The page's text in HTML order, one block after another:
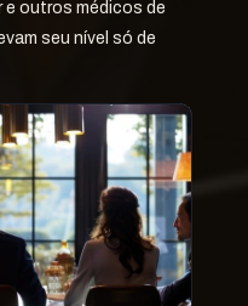
outros médicos de
seu nível só de